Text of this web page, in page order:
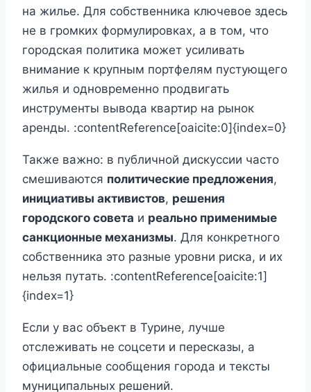
на жилье. Для собственника ключевое здесь
не в громких формулировках, а в том, что
городская политика может усиливать
внимание к крупным портфелям пустующего
жилья и одновременно продвигать
инструменты вывода квартир на рынок
аренды. :contentReference[oaicite:0]{index=0}
Также важно: в публичной дискуссии часто
смешиваются политические предложения,
инициативы активистов, решения
городского совета и реально применимые
санкционные механизмы. Для конкретного
собственника это разные уровни риска, и их
нельзя путать. :contentReference[oaicite:1]
{index=1}
Если у вас объект в Турине, лучше
отслеживать не соцсети и пересказы, а
официальные сообщения города и тексты
муниципальных решений.